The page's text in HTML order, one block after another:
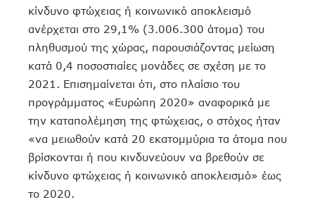
κίνδυνο φτώχειας ή κοινωνικό αποκλεισμό
ανέρχεται στο 29,1% (3.006.300 άτομα) του
πληθυσμού της χώρας, παρουσιάζοντας μείωση
κατά 0,4 ποσοστιαίες μονάδες σε σχέση με το
2021. Επισημαίνεται ότι, στο πλαίσιο του
προγράμματος «Ευρώπη 2020» αναφορικά με
την καταπολέμηση της φτώχειας, ο στόχος ήταν
«να μειωθούν κατά 20 εκατομμύρια τα άτομα που
βρίσκονται ή που κινδυνεύουν να βρεθούν σε
κίνδυνο φτώχειας ή κοινωνικό αποκλεισμό» έως
το 2020.